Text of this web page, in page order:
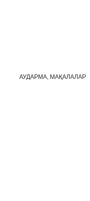
АУДАРМА, МАҚАЛАЛАР